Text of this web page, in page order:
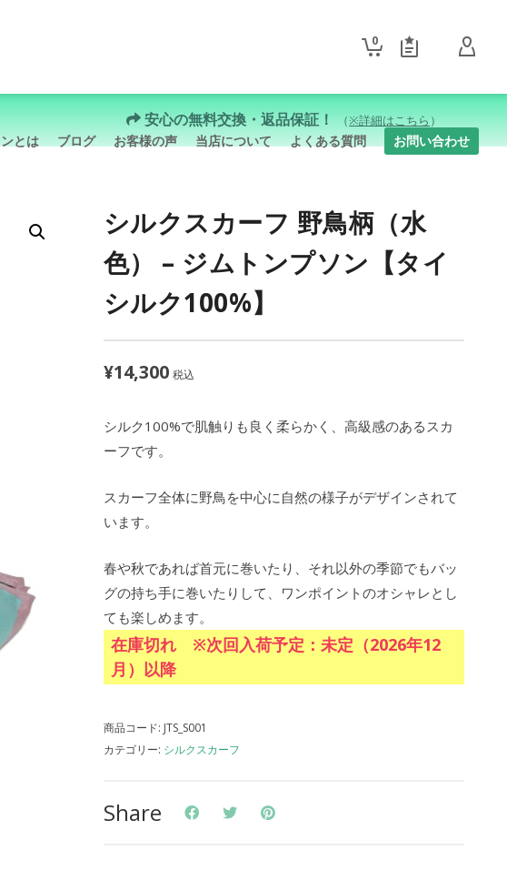
0
とは ブログ お客様の声 当店について よくある質問 お問い合わせ
安心の無料交換・返品保証！ （※詳細はこちら ）
シルクスカーフ 野鳥柄（水
色） – ジムトンプソン【タイ
シルク100%】
¥14,300 税込
シルク100%で肌触りも良く柔らかく、高級感のあるスカ
ーフです。
スカーフ全体に野鳥を中心に自然の様子がデザインされて
います。
春や秋であれば首元に巻いたり、それ以外の季節でもバッ
グの持ち手に巻いたりして、ワンポイントのオシャレとし
ても楽しめます。
在庫切れ ※次回入荷予定：未定（2026年12
月）以降
商品コード: JTS_S001
カテゴリー: シルクスカーフ
Share